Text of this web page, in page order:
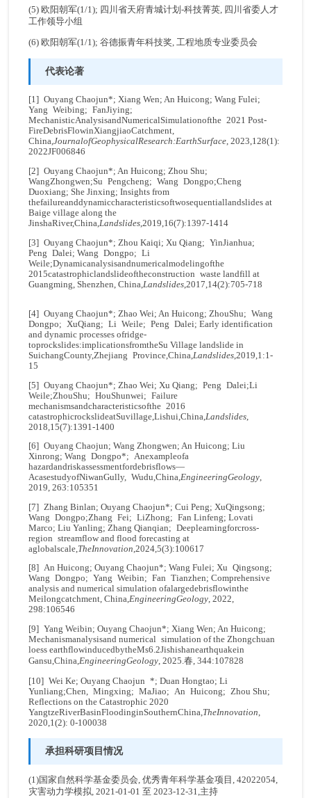
(5) 欧阳朝军(1/1); 四川省天府青城计划-科技菁英, 四川省委人才
工作领导小组
(6) 欧阳朝军(1/1); 谷德振青年科技奖, 工程地质专业委员会
代表论著
[1] Ouyang Chaojun*; Xiang Wen; An Huicong; Wang Fulei;
Yang Weibing; FanJiying;
MechanisticAnalysisandNumericalSimulationofthe 2021 Post-
FireDebrisFlowinXiangjiaoCatchment,
China,JournalofGeophysicalResearch:EarthSurface, 2023,128(1):
2022JF006846
[2] Ouyang Chaojun*; An Huicong; Zhou Shu;
WangZhongwen;Su Pengcheng; Wang Dongpo;Cheng
Duoxiang; She Jinxing; Insights from
thefailureanddynamiccharacteristicsoftwosequentiallandslides at
Baige village along the
JinshaRiver,China,Landslides,2019,16(7):1397-1414
[3] Ouyang Chaojun*; Zhou Kaiqi; Xu Qiang; YinJianhua;
Peng Dalei; Wang Dongpo; Li
Weile;Dynamicanalysisandnumericalmodelingofthe
2015catastrophiclandslideoftheconstruction waste landfill at
Guangming, Shenzhen, China, Landslides ,2017,14(2):705-718
[4] Ouyang Chaojun*; Zhao Wei; An Huicong; ZhouShu; Wang
Dongpo; XuQiang; Li Weile; Peng Dalei; Early identification
and dynamic processes ofridge-
toprockslides:implicationsfromtheSu Village landslide in
SuichangCounty,Zhejiang Province,China,Landslides,2019,1:1-
15
[5] Ouyang Chaojun*; Zhao Wei; Xu Qiang; Peng Dalei;Li
Weile;ZhouShu; HouShunwei; Failure
mechanismsandcharacteristicsofthe 2016
catastrophicrockslideatSuvillage,Lishui,China, Landslides
2018,15(7):1391-1400
[6] Ouyang Chaojun; Wang Zhongwen; An Huicong; Liu
Xinrong; Wang Dongpo*; Anexampleofa
hazardandriskassessmentfordebrisflows—
AcasestudyofNiwanGully, Wudu,China,EngineeringGeology,
2019, 263:105351
[7] Zhang Binlan; Ouyang Chaojun*; Cui Peng; XuQingsong;
Wang Dongpo;Zhang Fei; LiZhong; Fan Linfeng; Lovati
Marco; Liu Yanling; Zhang Qianqian; Deeplearningforcross-
region streamflow and flood forecasting at
aglobalscale,TheInnovation,2024,5(3):100617
[8] An Huicong; Ouyang Chaojun*; Wang Fulei; Xu Qingsong;
Wang Dongpo; Yang Weibin; Fan Tianzhen; Comprehensive
analysis and numerical simulation ofalargedebrisflowinthe
Meilongcatchment, China,EngineeringGeology, 2022,
298:106546
[9] Yang Weibin; Ouyang Chaojun*; Xiang Wen; An Huicong;
Mechanismanalysisand numerical simulation of the Zhongchuan
loess earthflowinducedbytheMs6.2Jishishanearthquakein
Gansu,China,EngineeringGeology, 2025.春, 344:107828
[10] Wei Ke; Ouyang Chaojun *; Duan Hongtao; Li
Yunliang;Chen, Mingxing; MaJiao; An Huicong; Zhou Shu;
Reflections on the Catastrophic 2020
YangtzeRiverBasinFloodinginSouthernChina, TheInnovation
2020,1(2): 0-100038
承担科研项目情况
(1)国家自然科学基金委员会, 优秀青年科学基金项目, 42022054,
灾害动力学模拟, 2021-01-01 至 2023-12-31,主持